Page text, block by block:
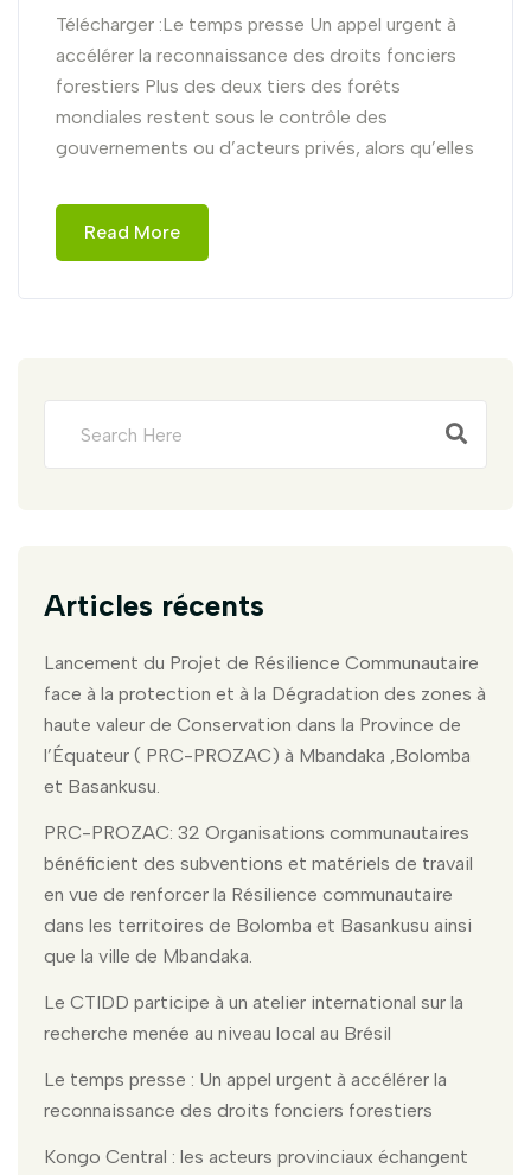
Télécharger :Le temps presse Un appel urgent à
accélérer la reconnaissance des droits fonciers
forestiers Plus des deux tiers des forêts
mondiales restent sous le contrôle des
gouvernements ou d’acteurs privés, alors qu’elles
Read More
Articles récents
Lancement du Projet de Résilience Communautaire
face à la protection et à la Dégradation des zones à
haute valeur de Conservation dans la Province de
l’Équateur ( PRC-PROZAC) à Mbandaka ,Bolomba
et Basankusu.
PRC-PROZAC: 32 Organisations communautaires
bénéficient des subventions et matériels de travail
en vue de renforcer la Résilience communautaire
dans les territoires de Bolomba et Basankusu ainsi
que la ville de Mbandaka.
Le CTIDD participe à un atelier international sur la
recherche menée au niveau local au Brésil
Le temps presse : Un appel urgent à accélérer la
reconnaissance des droits fonciers forestiers
Kongo Central : les acteurs provinciaux échangent